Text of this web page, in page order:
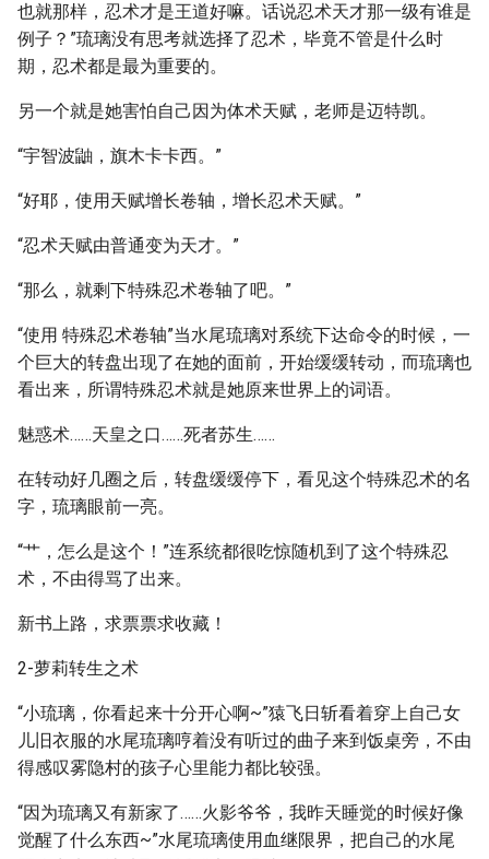
也就那样，忍术才是王道好嘛。话说忍术天才那一级有谁是
例子？”琉璃没有思考就选择了忍术，毕竟不管是什么时
期，忍术都是最为重要的。
另一个就是她害怕自己因为体术天赋，老师是迈特凯。
“宇智波鼬，旗木卡卡西。”
“好耶，使用天赋增长卷轴，增长忍术天赋。”
“忍术天赋由普通变为天才。”
“那么，就剩下特殊忍术卷轴了吧。”
“使用 特殊忍术卷轴”当水尾琉璃对系统下达命令的时候，一
个巨大的转盘出现了在她的面前，开始缓缓转动，而琉璃也
看出来，所谓特殊忍术就是她原来世界上的词语。
魅惑术……天皇之口……死者苏生……
在转动好几圈之后，转盘缓缓停下，看见这个特殊忍术的名
字，琉璃眼前一亮。
“艹，怎么是这个！”连系统都很吃惊随机到了这个特殊忍
术，不由得骂了出来。
新书上路，求票票求收藏！
2-萝莉转生之术
“小琉璃，你看起来十分开心啊~”猿飞日斩看着穿上自己女
儿旧衣服的水尾琉璃哼着没有听过的曲子来到饭桌旁，不由
得感叹雾隐村的孩子心里能力都比较强。
“因为琉璃又有新家了……火影爷爷，我昨天睡觉的时候好像
觉醒了什么东西~”水尾琉璃使用血继限界，把自己的水尾